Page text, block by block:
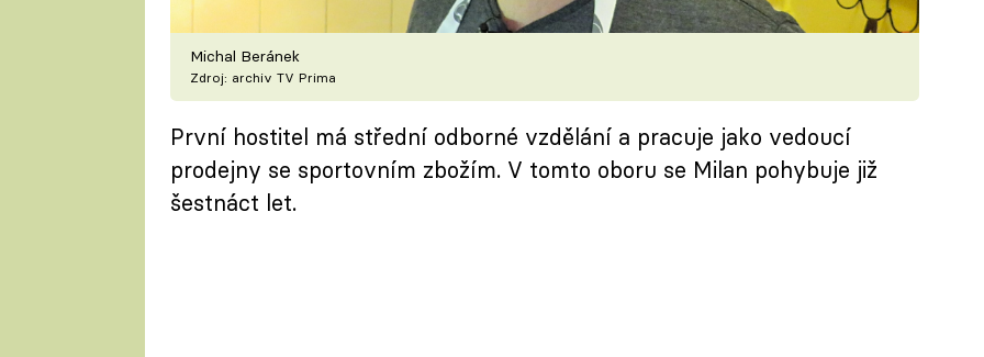
Michal Beránek
Zdroj: archiv TV Prima
První hostitel má střední odborné vzdělání a pracuje jako vedoucí
prodejny se sportovním zbožím. V tomto oboru se Milan pohybuje již
šestnáct let.